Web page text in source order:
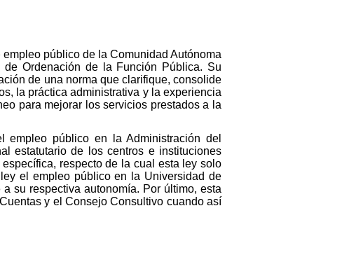
público de la Comunidad Autónoma
Ordenación de la Función Pública. Su
de una norma que clarifique, consolide
la práctica administrativa y la experiencia
para mejorar los servicios prestados a la
público en la Administración del
estatutario de los centros e instituciones
respecto de la cual esta ley solo
el empleo público en la Universidad de
su respectiva autonomía. Por último, esta
y el Consejo Consultivo cuando así